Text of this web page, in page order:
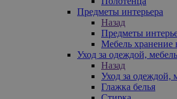
Предметы интерьера
Назад
Предметы
Мебель хранение
Уход за одеждой,
Назад
Уход за одеждой,
Глажка белья